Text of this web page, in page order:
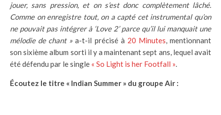
jouer, sans pression, et on s’est donc complètement lâché.
Comme on enregistre tout, on a capté cet instrumental qu’on
ne pouvait pas intégrer à ‘Love 2’ parce qu’il lui manquait une
mélodie de chant » a-t-il précisé à 20 Minutes, mentionnant
son sixième album sorti il y a maintenant sept ans, lequel avait
été défendu par le single « So Light is her Footfall ».
Écoutez le titre « Indian Summer » du groupe Air :